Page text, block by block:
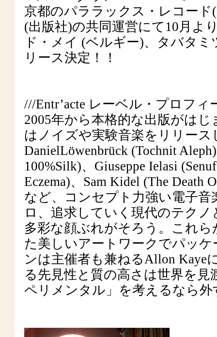
京都のパララックス・レコー
(出版社)の共同運営にて10月よ
ド・メイ (ベルギー)、タバタ
リース決定！！
///Entr’acte レーベル・プロフィ
2005年から本格的な出版がは
はノイズや実験音楽をリリース
DanielLöwenbrück (Tochnit
100%Silk)、Giuseppe Ielasi
Eczema)、Sam Kidel (The Death
など、コンセプト力強い電子
ロ、追求していく現代のテク
多彩な顔ぶれがそろう。これ
た美しいアートワークでパッ
ンは主催者も兼ねるAllon Kaye
る先見性と質の高さは世界を
ペリメンタル」を考えるなら